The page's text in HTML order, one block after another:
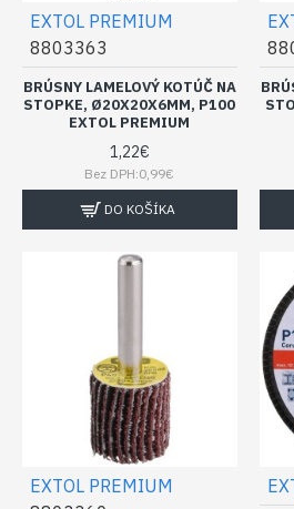
EXTOL PREMIUM
8803363
BRÚSNY LAMELOVÝ KOTÚČ NA
STOPKE, Ø20X20X6MM, P100
EXTOL PREMIUM
1,22€
Bez DPH:0,99€
DO KOŠÍKA
EXTOL PREMIUM